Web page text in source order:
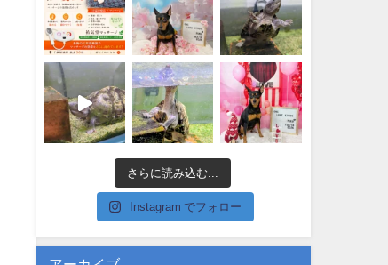
さらに読み込む...
Instagram でフォロー